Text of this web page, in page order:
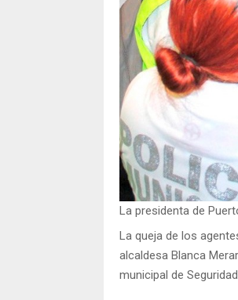
La presidenta de
La queja de los
alcaldesa Blanca
municipal de